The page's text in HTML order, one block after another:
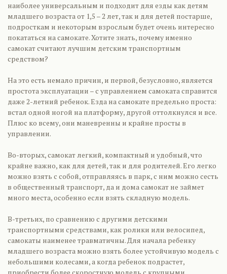
наиболее универсальным и подходит для езды как детям
младшего возраста от 1,5 – 2 лет, так и для детей постарше,
подросткам и некоторым взрослым будет очень интересно
покататься на самокате. Хотите знать, почему именно
самокат считают лучшим детским транспортным
средством?
На это есть немало причин, и первой, безусловно, является
простота эксплуатации – с управлением самоката справится
даже 2-летний ребенок. Езда на самокате предельно проста:
встал одной ногой на платформу, другой оттолкнулся и все.
Плюс ко всему, они маневренны и крайне просты в
управлении.
Во-вторых, самокат легкий, компактный и удобный, что
крайне важно, как для детей, так и для родителей. Его легко
можно взять с собой, отправляясь в парк, с ним можно сесть
в общественный транспорт, да и дома самокат не займет
много места, особенно если взять складную модель.
В-третьих, по сравнению с другими детскими
транспортными средствами, как ролики или велосипед,
самокаты наименее травматичны. Для начала ребенку
младшего возраста можно взять более устойчивую модель с
небольшими колесами, а когда ребенок подрастет,